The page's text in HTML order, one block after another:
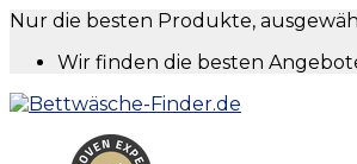
Nur die besten Produkte,
Wir finden die besten